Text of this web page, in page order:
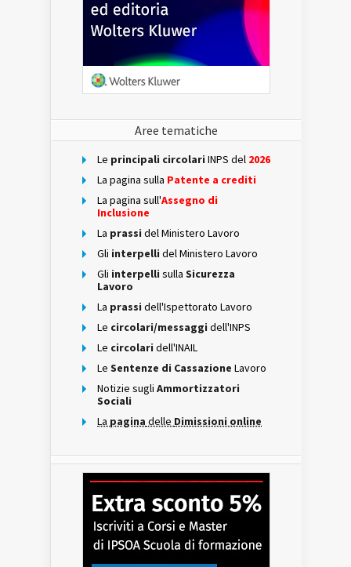
Aree tematiche
Le principali circolari INPS del 2026
La pagina sulla Patente a crediti
La pagina sull'Assegno di
Inclusione
La prassi del Ministero Lavoro
Gli interpelli del Ministero Lavoro
Gli interpelli sulla Sicurezza
Lavoro
La prassi dell'Ispettorato Lavoro
Le circolari/messaggi dell'INPS
Le circolari dell'INAIL
Le Sentenze di Cassazione Lavoro
Notizie sugli Ammortizzatori
Sociali
La pagina delle Dimissioni online